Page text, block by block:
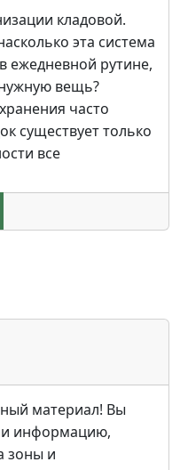
кладовой.
эта система
ежедневной рутине,
вещь?
часто
существует только
все
материал! Вы
информацию,
зоны и